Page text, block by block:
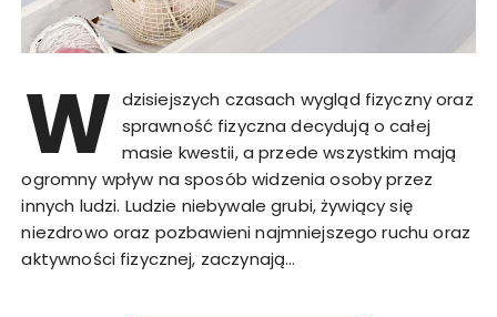
W dzisiejszych czasach wygląd fizyczny oraz
sprawność fizyczna decydują o całej
masie kwestii, a przede wszystkim mają
ogromny wpływ na sposób widzenia osoby przez
innych ludzi. Ludzie niebywale grubi, żywiący się
niezdrowo oraz pozbawieni najmniejszego ruchu oraz
aktywności fizycznej, zaczynają…